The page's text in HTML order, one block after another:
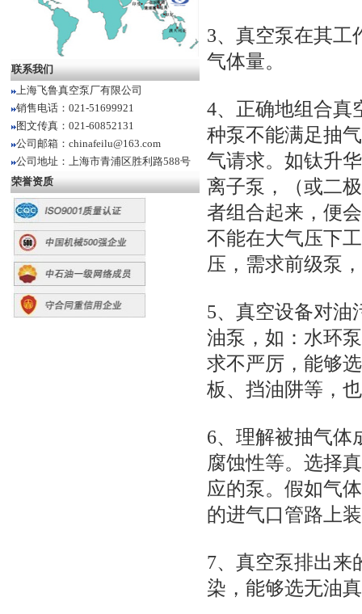
联系我们
上海飞鲁真空泵厂有限公司
销售电话：021-51699921
图文传真：021-60852131
公司邮箱：chinafeilu@163.com
公司地址：上海市青浦区胜利路588号
荣誉资质
3、真空泵在其工
气体量。
4、正确地组合真
种泵不能满足抽
气请求。如钛升
离子泵，（或二
者组合起来，便
不能在大气压下
压，需求前级泵
5、真空设备对油
油泵，如：水环
求不严厉，能够
板、挡油阱等，
6、理解被抽气体
腐蚀性等。选择
应的泵。假如气
的进气口管路上
7、真空泵排出来
染，能够选无油